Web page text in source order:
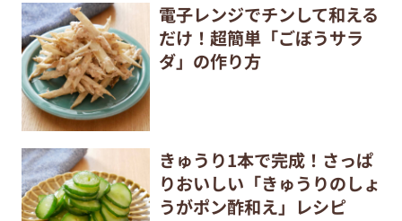
電子レンジでチンして和える
だけ！超簡単「ごぼうサラ
ダ」の作り方
きゅうり1本で完成！さっぱ
りおいしい「きゅうりのしょ
うがポン酢和え」レシピ